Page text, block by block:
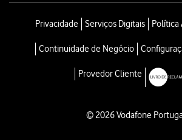
Privacidade Serviços Digitais
Continuidade de Negócio
Provedor Cliente
© 2026 Vodafone